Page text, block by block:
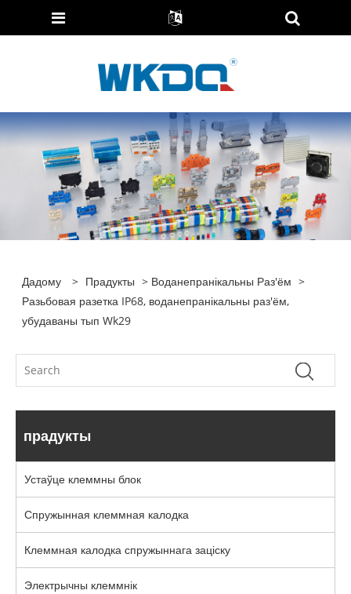
Дадому > Прадукты > Воданепранікальны Раз'ём >
Разьбовая разетка IP68, воданепранікальны раз'ём,
убудаваны тып Wk29
прадукты
Устаўце клеммны блок
Спружынная клеммная калодка
Клеммная калодка спружыннага заціску
Электрычны клеммнік